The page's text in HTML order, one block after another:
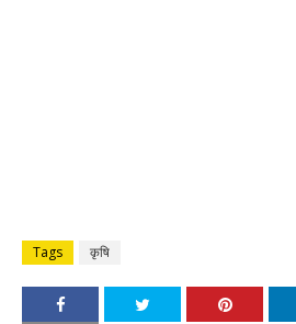
Tags कृषि